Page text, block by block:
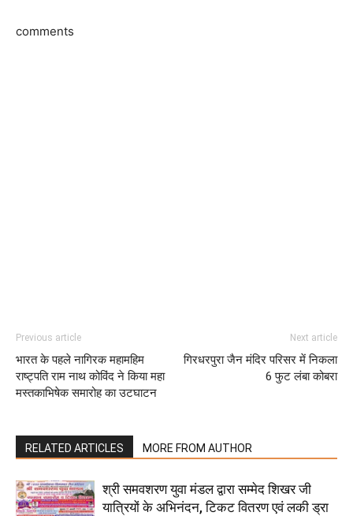
comments
Previous article
भारत के पहले नागिरक महामहिम
राष्ट्पति राम नाथ कोविंद ने किया महा
मस्तकाभिषेक समारोह का उटघाटन
Next article
गिरधरपुरा जैन मंदिर परिसर में निकला
6 फुट लंबा कोबरा
RELATED ARTICLES MORE FROM AUTHOR
श्री समवशरण युवा मंडल द्वारा सम्मेद शिखर जी
यात्रियों के अभिनंदन, टिकट वितरण एवं लकी ड्रा